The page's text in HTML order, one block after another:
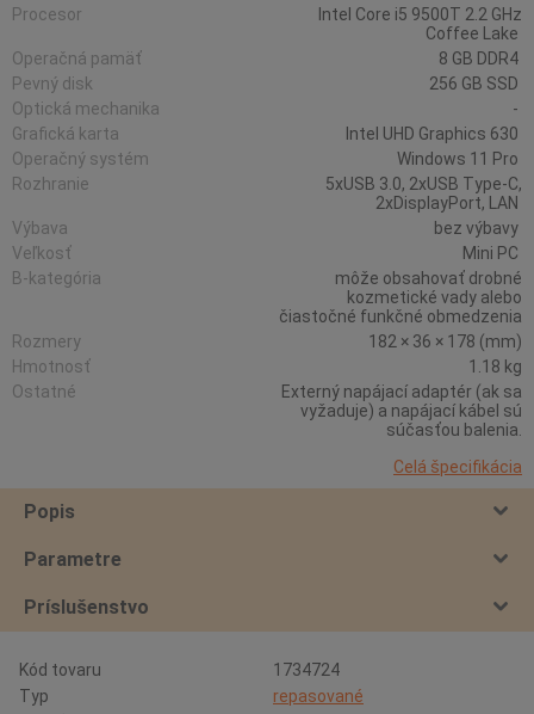
Procesor
Intel Core i5 9500T 2.2 GHz
Coffee Lake
Operačná pamäť
8 GB DDR4
Pevný disk
256 GB SSD
Optická mechanika
-
Grafická karta
Intel UHD Graphics 630
Operačný systém
Windows 11 Pro
Rozhranie
5xUSB 3.0, 2xUSB Type-C,
2xDisplayPort, LAN
Výbava
bez výbavy
Veľkosť
Mini PC
B-kategória
môže obsahovať drobné
kozmetické vady alebo
čiastočné funkčné obmedzenia
Rozmery
182 × 36 × 178 (mm)
Hmotnosť
1.18 kg
Ostatné
Externý napájací adaptér (ak sa
vyžaduje) a napájací kábel sú
súčasťou balenia.
Celá špecifikácia
Popis
Parametre
Príslušenstvo
Kód tovaru
1734724
Typ
repasované